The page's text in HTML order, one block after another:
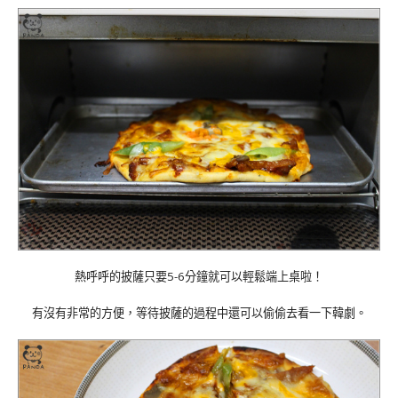
熱呼呼的披薩只要5-6分鐘就可以輕鬆端上桌啦！
有沒有非常的方便，等待披薩的過程中還可以偷偷去看一下韓劇。